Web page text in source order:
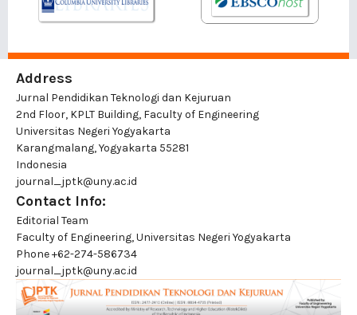
Address
Jurnal Pendidikan Teknologi dan Kejuruan
2nd Floor, KPLT Building, Faculty of Engineering
Universitas Negeri Yogyakarta
Karangmalang, Yogyakarta 55281
Indonesia
journal_jptk@uny.ac.id
Contact Info:
Editorial Team
Faculty of Engineering, Universitas Negeri Yogyakarta
Phone+62-274-586734
journal_jptk@uny.ac.id